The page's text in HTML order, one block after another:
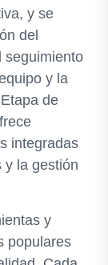
y se
del
seguimiento
y la
de
integradas
y la gestión
y
populares